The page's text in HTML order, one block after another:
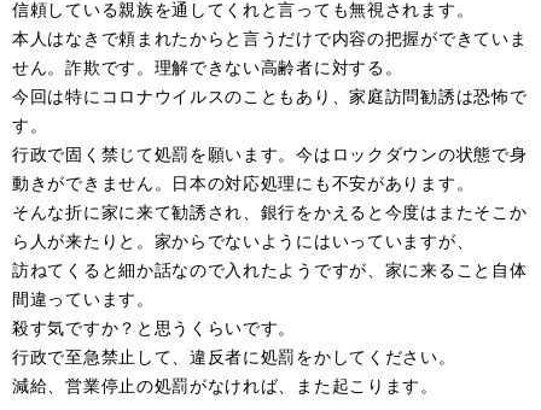
信頼している親族を通してくれと言っても無視されます。
本人はなきで頼まれたからと言うだけで内容の把握ができていま
せん。詐欺です。理解できない高齢者に対する。
今回は特にコロナウイルスのこともあり、家庭訪問勧誘は恐怖で
す。
行政で固く禁じて処罰を願います。今はロックダウンの状態で身
動きができません。日本の対応処理にも不安があります。
そんな折に家に来て勧誘され、銀行をかえると今度はまたそこか
ら人が来たりと。家からでないようにはいっていますが、
訪ねてくると細か話なので入れたようですが、家に来ること自体
間違っています。
殺す気ですか？と思うくらいです。
行政で至急禁止して、違反者に処罰をかしてください。
減給、営業停止の処罰がなければ、また起こります。